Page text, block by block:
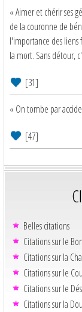
« Aimer et chérir ses
de la couronne de
l'importance des
la mort. Sans détour,
[31]
« On tombe par
[47]
Belles citations
Citations sur le
Citations sur la
Citations sur le
Citations sur le
Citations sur la